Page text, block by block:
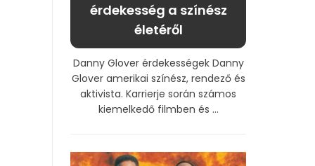
érdekesség a színész
életéről
Danny Glover érdekességek Danny
Glover amerikai színész, rendező és
aktivista. Karrierje során számos
kiemelkedő filmben és ...